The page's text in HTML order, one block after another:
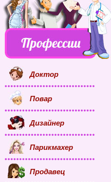
Доктор
Повар
Дизайнер
Парикмахер
Продавец